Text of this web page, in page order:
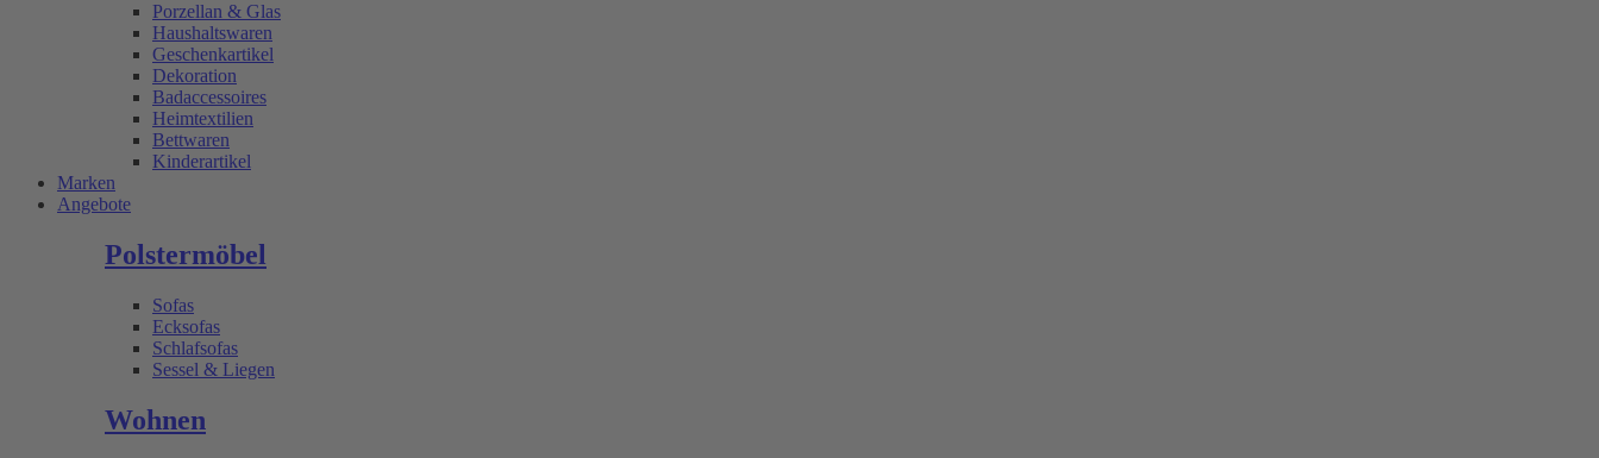
Porzellan & Glas
Haushaltswaren
Geschenkartikel
Dekoration
Badaccessoires
Heimtextilien
Bettwaren
Kinderartikel
Marken
Angebote
Polstermöbel
Sofas
Ecksofas
Schlafsofas
Sessel & Liegen
Wohnen